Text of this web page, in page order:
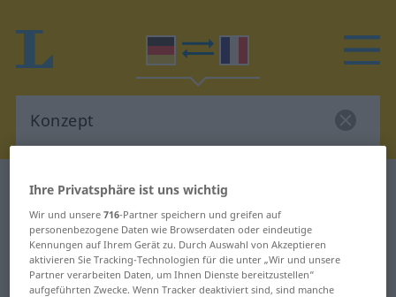
Deutsch-Französisch Wörterbuch
Deutsch-Französisch Übersetzung
für "Konzept"
Ihre Privatsphäre ist uns wichtig
Wir und unsere716-Partner speichern und greifen auf
personenbezogene Daten wie Browserdaten oder eindeutige
Kennungen auf Ihrem Gerät zu. Durch Auswahl von Akzeptieren
aktivieren Sie Tracking-Technologien für die unter „Wir und unsere
Partner verarbeiten Daten, um Ihnen Dienste bereitzustellen“
aufgeführten Zwecke. Wenn Tracker deaktiviert sind, sind manche